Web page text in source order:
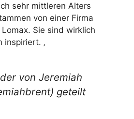
sehr mittleren Alters
von einer Firma
Sie sind wirklich
inspiriert. ‚
von Jeremiah
geteilt